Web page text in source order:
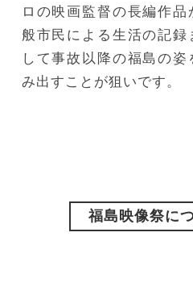
ロの映画監督の長編作
般市民による生活の記録
して事故以降の福島の
み出すことが狙いです。
福島映像祭に